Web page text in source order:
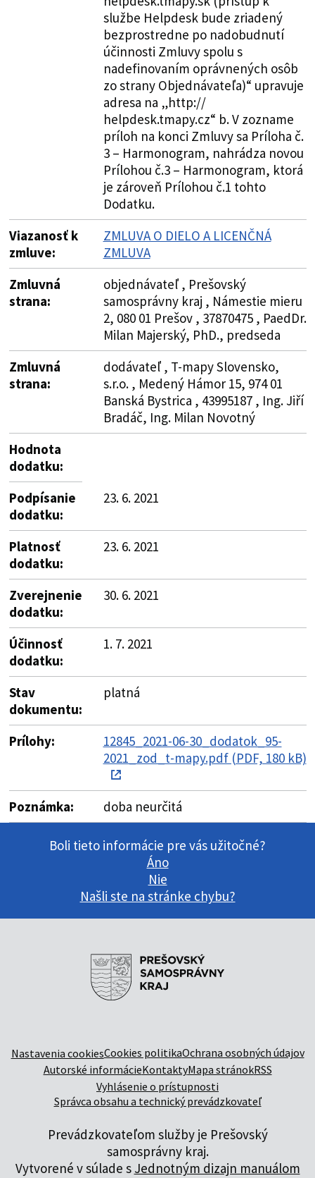
službe Helpdesk bude zriadený
bezprostredne po nadobudnutí
účinnosti Zmluvy spolu s
nadefinovaním oprávnených osôb
zo strany Objednávateľa)“ upravuje
adresa na „http://
helpdesk.tmapy.cz“ b. V zozname
príloh na konci Zmluvy sa Príloha č.
3 – Harmonogram, nahrádza novou
Prílohou č.3 – Harmonogram, ktorá
je zároveň Prílohou č.1 tohto
Dodatku.
Viazanosť k
zmluve:
ZMLUVA O DIELO A LICENČNÁ
ZMLUVA
Zmluvná
strana:
objednávateľ , Prešovský
samosprávny kraj , Námestie mieru
2, 080 01 Prešov , 37870475 , PaedDr.
Milan Majerský, PhD., predseda
Zmluvná
strana:
dodávateľ , T-mapy Slovensko,
s.r.o. , Medený Hámor 15, 974 01
Banská Bystrica , 43995187 , Ing. Jiří
Bradáč, Ing. Milan Novotný
Hodnota
dodatku:
Podpísanie
dodatku:
23. 6. 2021
Platnosť
dodatku:
23. 6. 2021
Zverejnenie
dodatku:
30. 6. 2021
Účinnosť
dodatku:
1. 7. 2021
Stav
dokumentu:
platná
Prílohy:
12845_2021-06-30_dodatok_95-
2021_zod_t-mapy.pdf (PDF, 180 kB)
Poznámka: doba neurčitá
Boli tieto informácie pre vás užitočné?
Áno
Nie
Našli ste na stránke chybu?
Nastavenia cookiesCookies politikaOchrana osobných údajov
Autorské informácieKontaktyMapa stránokRSS
Vyhlásenie o prístupnosti
Správca obsahu a technický prevádzkovateľ
Prevádzkovateľom služby je Prešovský
samosprávny kraj.
Vytvorené v súlade s Jednotným dizajn manuálom